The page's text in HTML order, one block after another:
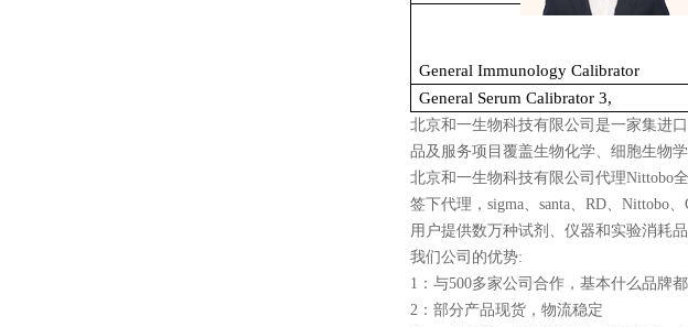
General Immunology Calibrator
General Serum Calibrator 3,
北京和一生物科技有限公司是一家集进
品及服务项目覆盖生物化学、细胞生物
北京和一生物科技有限公司代理Nittobo
签下代理， sigma、 santa、 RD、 Nittobo、
用户提供数万种试剂、仪器和实验消耗品
我们公司的优势:
1 ：与500多家公司合作，基本什么品牌
2 ：部分产品现货，物流稳定